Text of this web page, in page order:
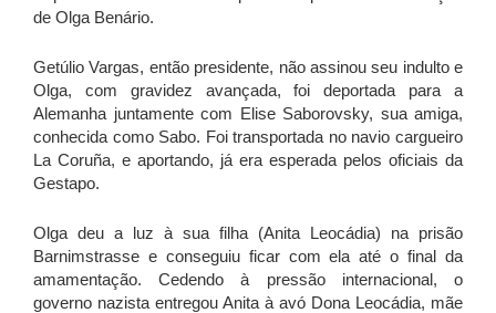
de Olga Benário.
Getúlio Vargas, então presidente, não assinou seu indulto e
Olga, com gravidez avançada, foi deportada para a
Alemanha juntamente com Elise Saborovsky, sua amiga,
conhecida como Sabo. Foi transportada no navio cargueiro
La Coruña, e aportando, já era esperada pelos oficiais da
Gestapo.
Olga deu a luz à sua filha (Anita Leocádia) na prisão
Barnimstrasse e conseguiu ficar com ela até o final da
amamentação. Cedendo à pressão internacional, o
governo nazista entregou Anita à avó Dona Leocádia, mãe